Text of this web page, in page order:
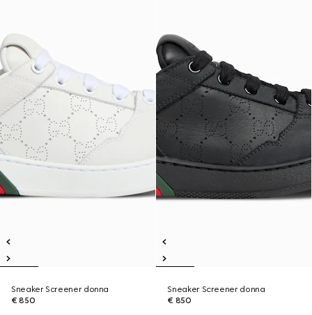
Sneaker Screener donna
€ 850
Sneaker Screener donna
€ 850